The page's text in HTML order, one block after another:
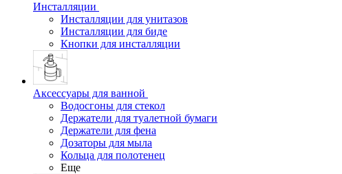
Инсталляции
Инсталляции для унитазов
Инсталляции для биде
Кнопки для инсталляции
Аксессуары для ванной
Водосгоны для стекол
Держатели для туалетной бумаги
Держатели для фена
Дозаторы для мыла
Кольца для полотенец
Еще